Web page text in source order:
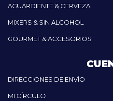
AGUARDIENTE & CERVEZA
MIXERS & SIN ALCOHOL
GOURMET & ACCESORIOS
DIRECCIONES DE ENVÍO
MI CÍRCULO